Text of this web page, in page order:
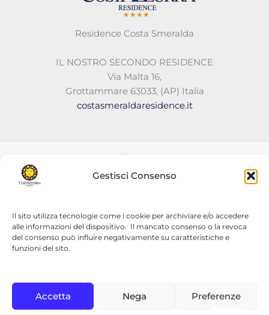
Gestisci Consenso
Il sito utilizza tecnologie come i cookie per archiviare e/o accedere
alle informazioni del dispositivo. Il mancato consenso o la revoca
del consenso può influire negativamente su caratteristiche e
funzioni del sito.
Accetta Nega Preferenze
IL TUO RESIDENCE A GROTTAMMARE
Residence Costa Smeralda
IL NOSTRO SECONDO RESIDENCE
Via Malta 16,
Grottammare 63033, (AP) Italia
costasmeraldaresidence.it
Home
Il Tuo Residence in Grottammare
Offerte 2026
Contatti